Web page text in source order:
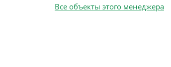
Все объекты этого менеджера